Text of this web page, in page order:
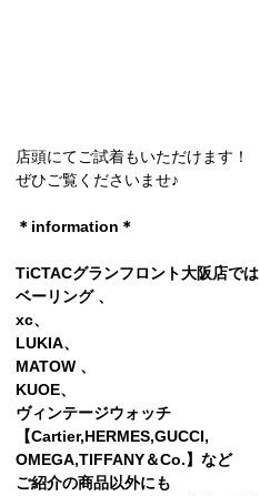
店頭にてご試着もいただけます！
ぜひご覧くださいませ♪
＊information＊
TiCTACグランフロント大阪店では
ベーリング 、
xc、
LUKIA、
MATOW 、
KUOE、
ヴィンテージウォッチ
【Cartier,HERMES,GUCCI,
OMEGA,TlFFANY＆Co.】など
ご紹介の商品以外にも